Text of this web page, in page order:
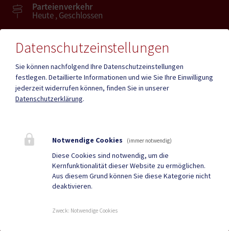
Parteienverkehr
Heute , Geschlossen
Amtsstunden
Mehr
Quicklinks
Geko digital Gemeinde-
KIGA & KiTa
Gemeindenachrichten
Termine
Datenschutzeinstellungen
Sie können nachfolgend Ihre Datenschutzeinstellungen
festlegen. Detaillierte Informationen und wie Sie Ihre Einwilligung
jederzeit widerrufen können, finden Sie in unserer
Datenschutzerklärung.
Notwendige Cookies (immer notwendig)
Diese Cookies sind notwendig, um die
Kernfunktionalität dieser Website zu ermöglichen.
Aus diesem Grund können Sie diese Kategorie nicht
deaktivieren.
Zweck: Notwendige Cookies